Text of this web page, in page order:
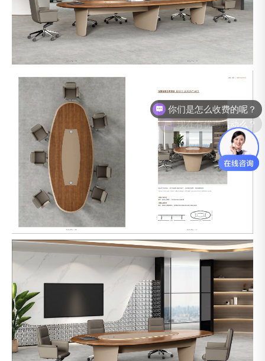
现在有优惠活动么？